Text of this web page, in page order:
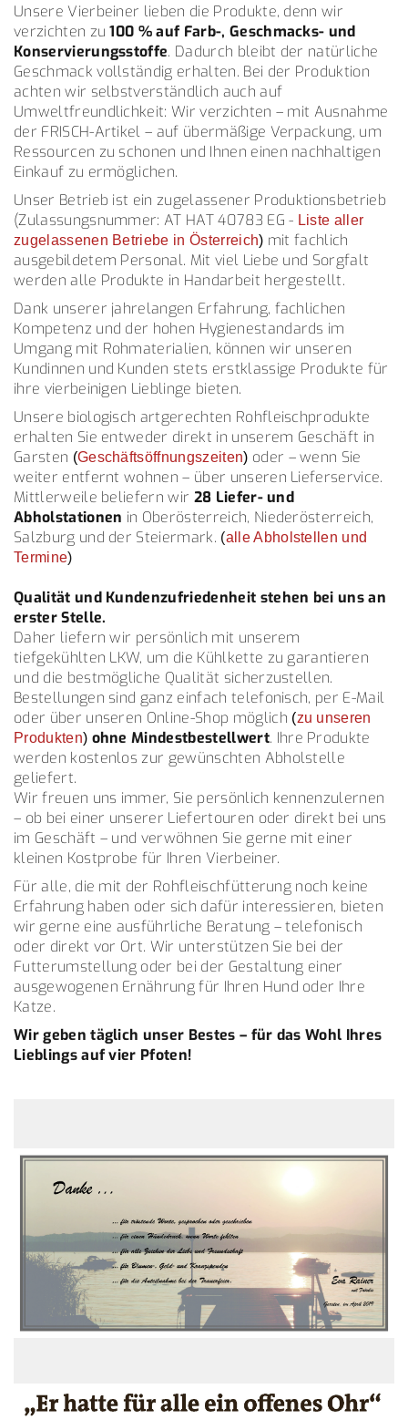
Unsere Vierbeiner lieben die Produkte, denn wir
verzichten zu100 % auf Farb-, Geschmacks- und
Konservierungsstoffe. Dadurch bleibt der natürliche
Geschmack vollständig erhalten. Bei der Produktion
achten wir selbstverständlich auch auf
Umweltfreundlichkeit: Wir verzichten – mit Ausnahme
der FRISCH-Artikel – auf übermäßige Verpackung, um
Ressourcen zu schonen und Ihnen einen nachhaltigen
Einkauf zu ermöglichen.
Unser Betrieb ist ein zugelassener Produktionsbetrieb
(Zulassungsnummer: AT HAT 40783 EG - Liste aller
zugelassenen Betriebe in Österreich) mit fachlich
ausgebildetem Personal. Mit viel Liebe und Sorgfalt
werden alle Produkte in Handarbeit hergestellt.
Dank unserer jahrelangen Erfahrung, fachlichen
Kompetenz und der hohen Hygienestandards im
Umgang mit Rohmaterialien, können wir unseren
Kundinnen und Kunden stets erstklassige Produkte für
ihre vierbeinigen Lieblinge bieten.
Unsere biologisch artgerechten Rohfleischprodukte
erhalten Sie entweder direkt in unserem Geschäft in
Garsten (Geschäftsöffnungszeiten) oder – wenn Sie
weiter entfernt wohnen – über unseren Lieferservice.
Mittlerweile beliefern wir 28 Liefer- und
Abholstationen in Oberösterreich, Niederösterreich,
Salzburg und der Steiermark. (alle Abholstellen und
Termine)
Qualität und Kundenzufriedenheit stehen bei uns an
erster Stelle.
Daher liefern wir persönlich mit unserem
tiefgekühlten LKW, um die Kühlkette zu garantieren
und die bestmögliche Qualität sicherzustellen.
Bestellungen sind ganz einfach telefonisch, per E-Mail
oder über unseren Online-Shop möglich (zu unseren
Produkten) ohne Mindestbestellwert. Ihre Produkte
werden kostenlos zur gewünschten Abholstelle
geliefert.
Wir freuen uns immer, Sie persönlich kennenzulernen
– ob bei einer unserer Liefertouren oder direkt bei uns
im Geschäft – und verwöhnen Sie gerne mit einer
kleinen Kostprobe für Ihren Vierbeiner.
Für alle, die mit der Rohfleischfütterung noch keine
Erfahrung haben oder sich dafür interessieren, bieten
wir gerne eine ausführliche Beratung – telefonisch
oder direkt vor Ort. Wir unterstützen Sie bei der
Futterumstellung oder bei der Gestaltung einer
ausgewogenen Ernährung für Ihren Hund oder Ihre
Katze.
Wir geben täglich unser Bestes – für das Wohl Ihres
Lieblings auf vier Pfoten!